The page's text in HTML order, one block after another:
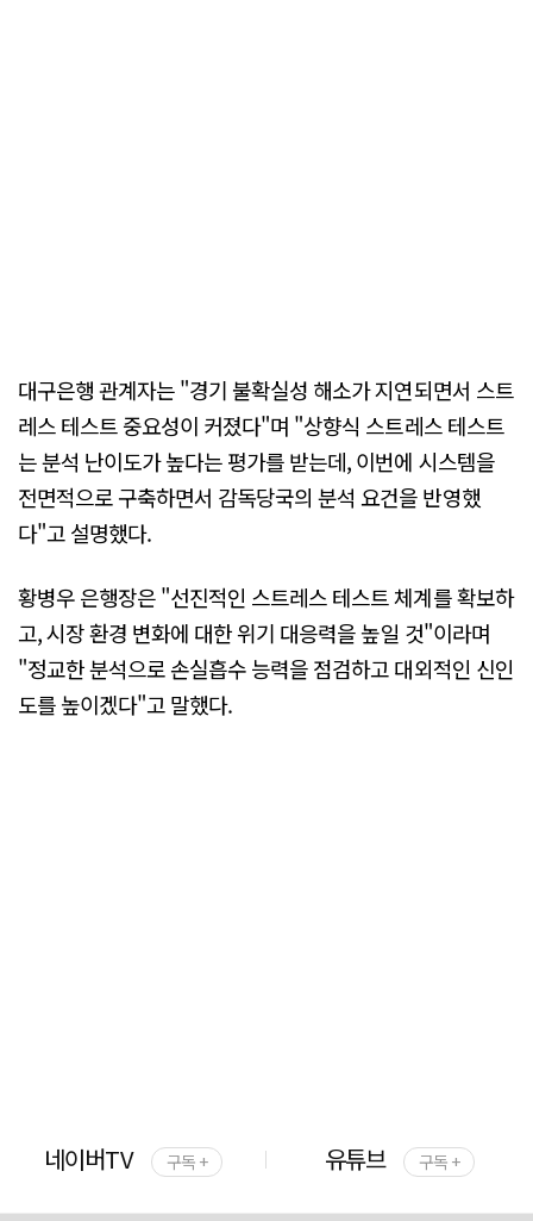
대구은행 관계자는 "경기 불확실성 해소가 지연되면서 스트
레스 테스트 중요성이 커졌다"며 "상향식 스트레스 테스트
는 분석 난이도가 높다는 평가를 받는데, 이번에 시스템을
전면적으로 구축하면서 감독당국의 분석 요건을 반영했
다"고 설명했다.
황병우 은행장은 "선진적인 스트레스 테스트 체계를 확보하
고, 시장 환경 변화에 대한 위기 대응력을 높일 것"이라며
"정교한 분석으로 손실흡수 능력을 점검하고 대외적인 신인
도를 높이겠다"고 말했다.
네이버TV 구독 + 유튜브 구독 +